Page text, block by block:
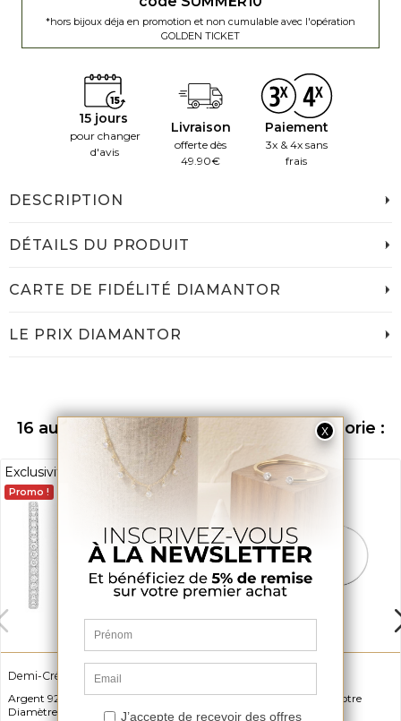
*hors bijoux déja en promotion et non cumulable avec l'opération
GOLDEN TICKET
15 jours
pour changer
d'avis
Livraison
offerte dès
49.90€
Paiement
3x & 4x sans
frais
DESCRIPTION
DÉTAILS DU PRODUIT
CARTE DE FIDÉLITÉ DIAMANTOR
LE PRIX DIAMANTOR
16 autres produits dans la même catégorie :
Exclusivité web
Promo !
Demi-Créoles Rivière Esmira
Argent 925, Oxyde de zirconium,
Diamètre 20mm
Argent 925 - choisissez votre
diamètre